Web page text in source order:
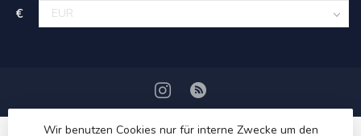
€
Wir benutzen Cookies nur für interne Zwecke um den